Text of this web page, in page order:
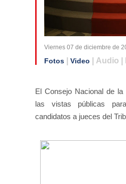
Viernes 07 de diciembre de
Fotos Video | Audio
El Consejo Nacional de
las vistas públicas
candidatos a jueces del